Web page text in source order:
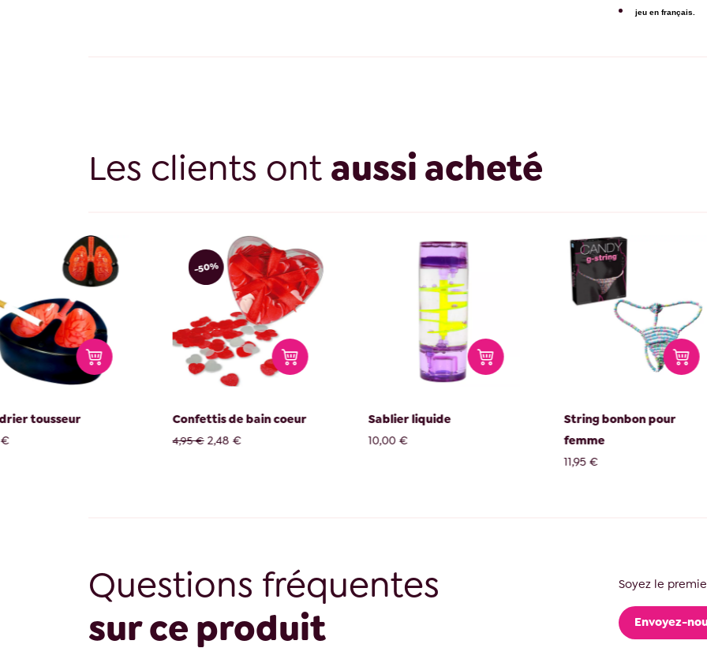
jeu en français.
Les clients ont aussi acheté
-50%
Confettis de bain coeur
Sablier liquide
String bonbon pour
Machine
Questions fréquentes
sur ce produit
Soyez le
Envoyez-